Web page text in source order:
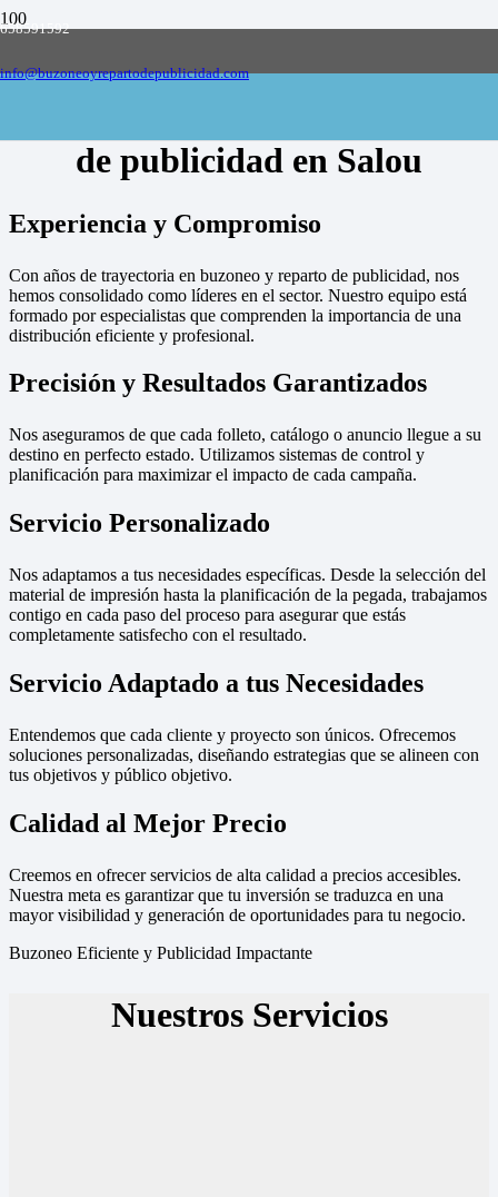
658591592
info@buzoneoyrepartodepublicidad.com
Empresa de buzoneo y reparto de publicidad
de publicidad en Salou
Experiencia y Compromiso
Con años de trayectoria en buzoneo y reparto de publicidad, nos
hemos consolidado como líderes en el sector. Nuestro equipo está
formado por especialistas que comprenden la importancia de una
distribución eficiente y profesional.
Precisión y Resultados Garantizados
Nos aseguramos de que cada folleto, catálogo o anuncio llegue a su
destino en perfecto estado. Utilizamos sistemas de control y
planificación para maximizar el impacto de cada campaña.
Servicio Personalizado
Nos adaptamos a tus necesidades específicas. Desde la selección del
material de impresión hasta la planificación de la pegada, trabajamos
contigo en cada paso del proceso para asegurar que estás
completamente satisfecho con el resultado.
Servicio Adaptado a tus Necesidades
Entendemos que cada cliente y proyecto son únicos. Ofrecemos
soluciones personalizadas, diseñando estrategias que se alineen con
tus objetivos y público objetivo.
Calidad al Mejor Precio
Creemos en ofrecer servicios de alta calidad a precios accesibles.
Nuestra meta es garantizar que tu inversión se traduzca en una
mayor visibilidad y generación de oportunidades para tu negocio.
Buzoneo Eficiente y Publicidad Impactante
Nuestros Servicios